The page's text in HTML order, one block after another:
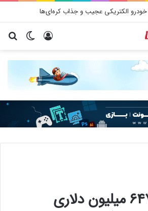
تغییر ورود
جریمه‌های ۶۴۷ میلیون دلاری